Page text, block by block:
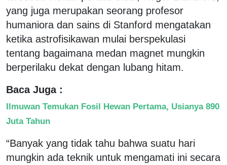
yang juga merupakan seorang profesor
humaniora dan sains di Stanford mengatakan
ketika astrofisikawan mulai berspekulasi
tentang bagaimana medan magnet mungkin
berperilaku dekat dengan lubang hitam.
Baca Juga :
Ilmuwan Temukan Fosil Hewan Pertama, Usianya 890
Juta Tahun
“Banyak yang tidak tahu bahwa suatu hari
mungkin ada teknik untuk mengamati ini secara